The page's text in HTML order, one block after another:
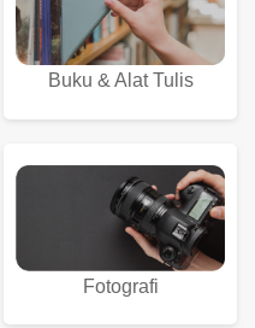
Buku & Alat Tulis
Fotografi